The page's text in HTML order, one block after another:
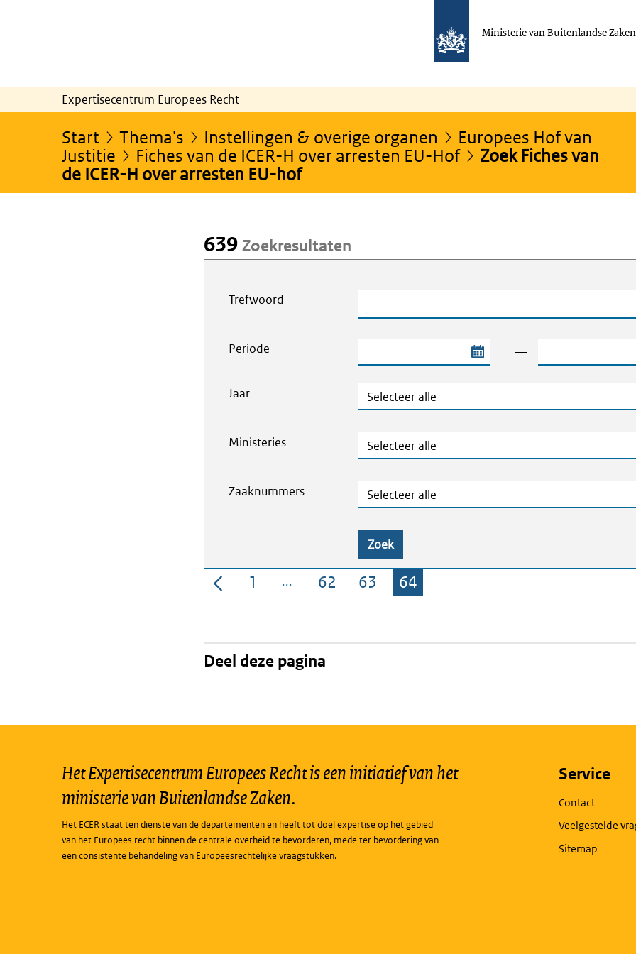
Ministerie van Buitenlandse Zaken
Expertisecentrum Europees Recht
Start Thema's Instellingen & overige organen
Europees Hof van
Justitie
Fiches van de ICER-H over arresten EU-Hof
Zoek Fiches van
de ICER-H over arresten EU-hof
639 Zoekresultaten
Trefwoord
Periode Begindatum van de periode — Einddatum van de
Jaar Jaar
Ministeries Ministeries
Zaaknummers Zaaknummers
Zoek
Pagina
1 Pagina
62 Pagina
63 Pagina
64
Deel deze pagina
Het Expertisecentrum Europees Recht is een initiatief van het
ministerie van Buitenlandse Zaken.
Het ECER staat ten dienste van de departementen en heeft tot doel expertise op het gebied
van het Europees recht binnen de centrale overheid te bevorderen, mede ter bevordering van
een consistente behandeling van Europeesrechtelijke vraagstukken.
Service
Contact
Veelgestelde
Sitemap